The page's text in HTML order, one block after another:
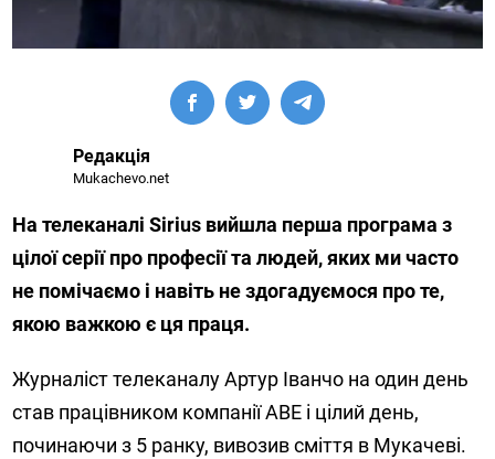
Редакція
Mukachevo.net
На телеканалі Sirius вийшла перша програма з
цілої серії про професії та людей, яких ми часто
не помічаємо і навіть не здогадуємося про те,
якою важкою є ця праця.
Журналіст телеканалу Артур Іванчо на один день
став працівником компанії АВЕ і цілий день,
починаючи з 5 ранку, вивозив сміття в Мукачеві.